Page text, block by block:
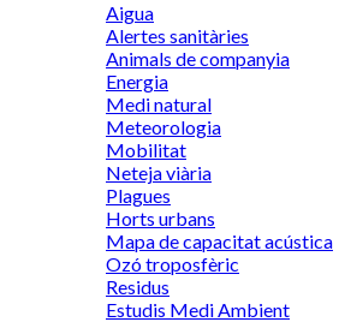
Aigua
Alertes sanitàries
Animals de companyia
Energia
Medi natural
Meteorologia
Mobilitat
Neteja viària
Plagues
Horts urbans
Mapa de capacitat acústica
Ozó troposfèric
Residus
Estudis Medi Ambient